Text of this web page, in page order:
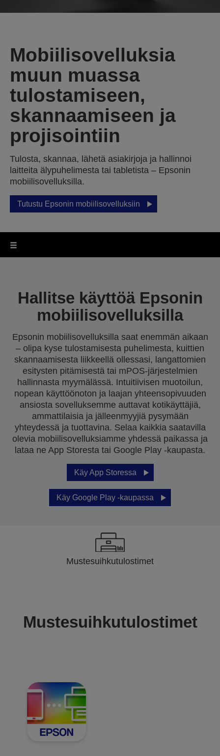
Mobiilisovelluksia
muun muassa
tulostamiseen,
skannaamiseen ja
projisointiin
Tulosta, skannaa, lähetä asiakirjoja ja hallinnoi
laitteita älypuhelimesta tai tabletista – Epsonin
mobiilisovelluksilla.
Tutustu Epsonin mobiilisovelluksiin
Hallitse käyttöä Epsonin
mobiilisovelluksilla
Epsonin mobiilisovelluksilla saat enemmän aikaan
– olipa kyse tulostamisesta puhelimesta, kuittien
skannaamisesta liikkeellä ollessasi, langattomien
esitysten pitämisestä tai mPOS-järjestelmien
hallinnasta myymälässä. Intuitiivisen muotoilun,
nopean käyttöönoton ja laajan yhteensopivuuden
ansiosta sovelluksemme auttavat kotikäyttäjiä,
ammattilaisia ja jälleenmyyjiä pysymään
yhteydessä ja tuottavina. Selaa kaikkia saatavilla
olevia mobiilisovelluksiamme yhdessä paikassa ja
lataa ne App Storesta tai Google Play -kaupasta.
Käy App Storessa
Käy Google Play -kaupassa
Mustesuihkutulostimet
Mustesuihkutulostimet